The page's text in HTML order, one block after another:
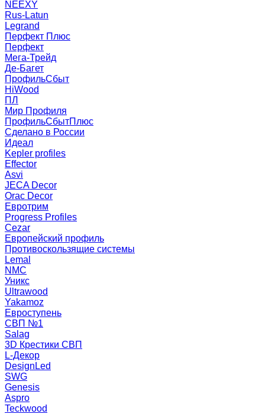
NEEXY
Rus-Latun
Legrand
Перфект Плюс
Перфект
Мега-Трейд
Де-Багет
ПрофильСбыт
HiWood
ПЛ
Мир Профиля
ПрофильСбытПлюс
Сделано в России
Идеал
Kepler profiles
Effector
Asvi
JECA Decor
Orac Decor
Евротрим
Progress Profiles
Cezar
Европейский профиль
Противоскользящие системы
Lemal
NMC
Уникс
Ultrawood
Yakamoz
Евроступень
СВП №1
Salag
3D Крестики СВП
L-Декор
DesignLed
SWG
Genesis
Aspro
Teckwood